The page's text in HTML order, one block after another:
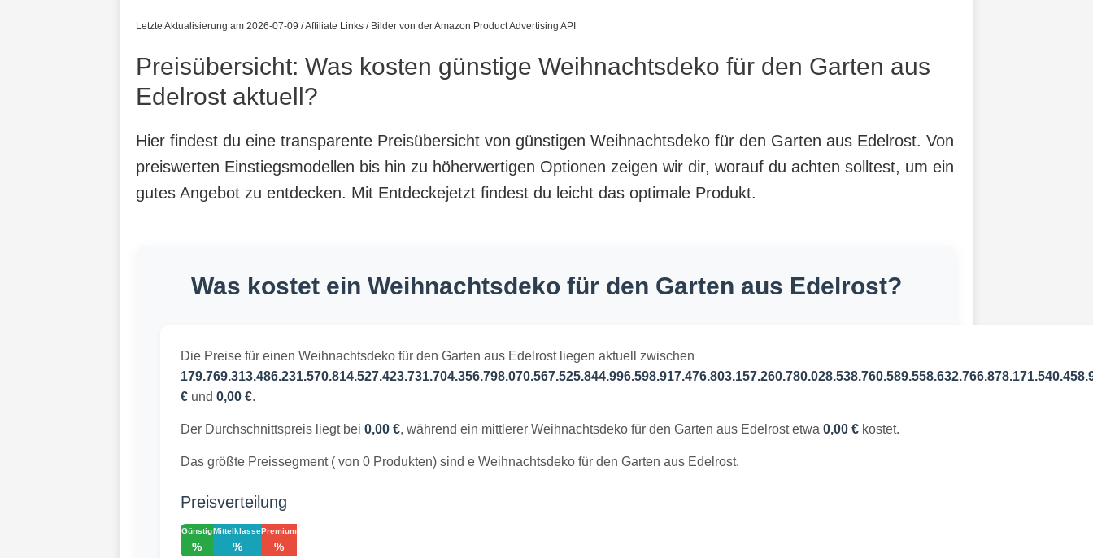
Letzte Aktualisierung am 2026-07-09 / Affiliate Links / Bilder von der Amazon Product Advertising API
Preisübersicht: Was kosten günstige Weihnachtsdeko für den Garten aus
Edelrost aktuell?
Hier findest du eine transparente Preisübersicht von günstigen Weihnachtsdeko für den Garten aus Edelrost. Von
preiswerten Einstiegsmodellen bis hin zu höherwertigen Optionen zeigen wir dir, worauf du achten solltest, um ein
gutes Angebot zu entdecken. Mit Entdeckejetzt findest du leicht das optimale Produkt.
Was kostet ein Weihnachtsdeko für den Garten aus Edelrost?
Die Preise für einen Weihnachtsdeko für den Garten aus Edelrost liegen aktuell zwischen
€ und 0,00 €.
Der Durchschnittspreis liegt bei 0,00 €, während ein mittlerer Weihnachtsdeko für den Garten aus Edelrost etwa 0,00 € kostet.
Das größte Preissegment ( von 0 Produkten) sind e Weihnachtsdeko für den Garten aus Edelrost.
Preisverteilung
Günstig
%
Mittelklasse
%
Premium
%